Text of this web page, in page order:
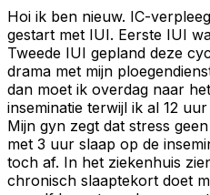
Hoi ik ben nieuw. IC-
gestart met IUI. Eerste IUI
Tweede IUI gepland deze
drama met mijn
dan moet ik overdag naar
inseminatie terwijl ik al 12
Mijn gyn zegt dat stress
met 3 uur slaap op de
toch af. In het ziekenhuis
chronisch slaaptekort doet